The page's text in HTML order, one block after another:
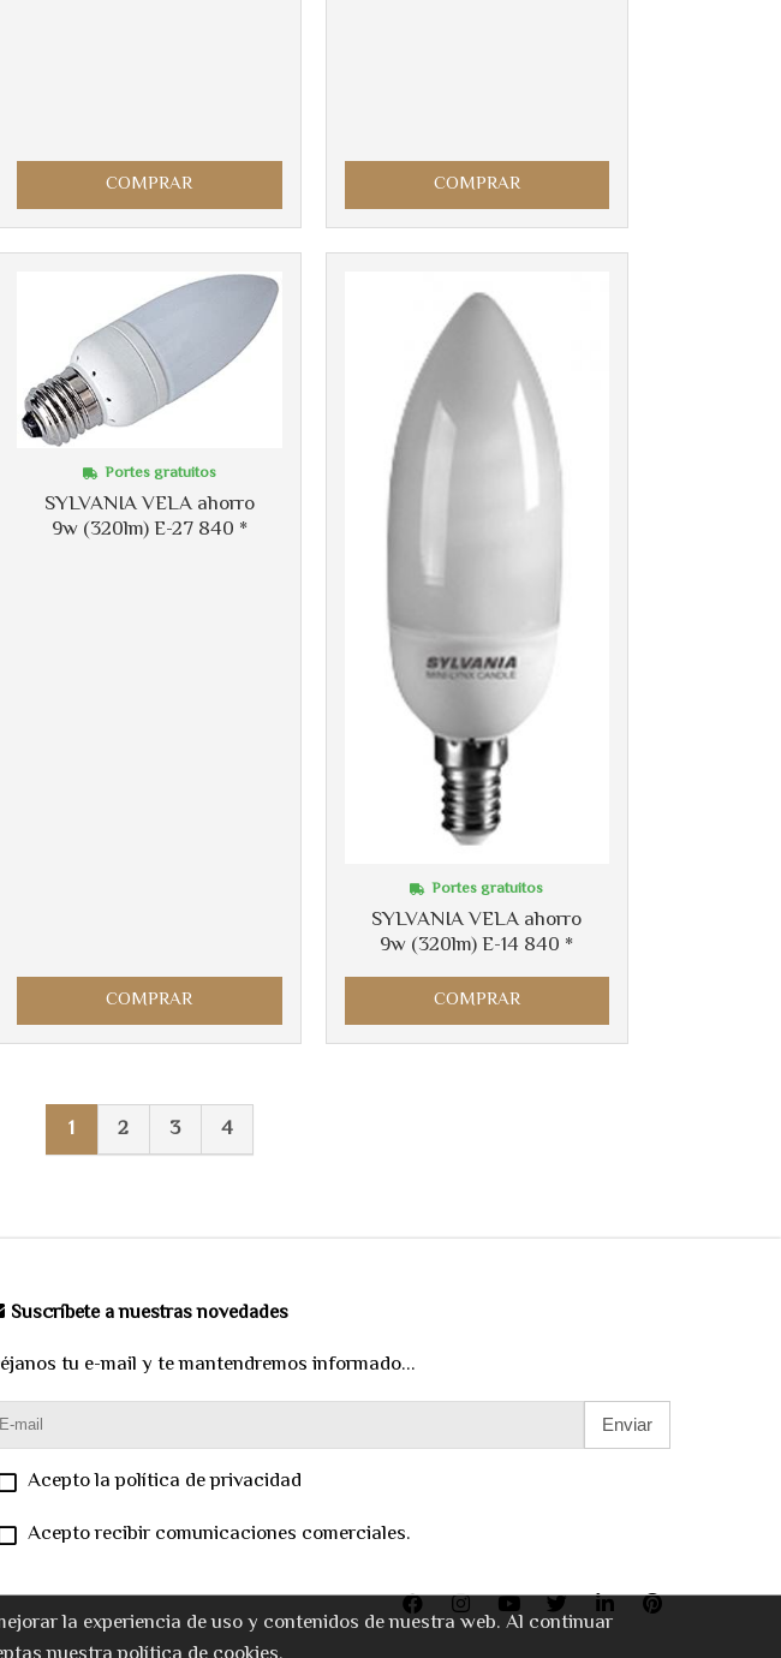
COMPRAR COMPRAR
SYLVANIA VELA ahorro
9w (320lm) E-27 840 *
Portes gratuitos
COMPRAR
SYLVANIA VELA ahorro
9w (320lm) E-14 840 *
Portes gratuitos
COMPRAR
1 2 3 4
Suscríbete a nuestras novedades
tu e-mail y te mantendremos informado...
Enviar
Acepto la política de privacidad
Acepto recibir comunicaciones comerciales.
la experiencia de uso y contenidos de nuestra web. Al continuar